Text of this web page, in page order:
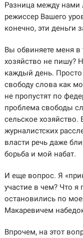
Разница между нами
режиссер Вашего
конечно, эти деньги
Вы обвиняете меня в
хозяйство не пишу?
каждый день.
свободу слова как
не пропустят по
проблема свободы
сельское хозяйство.
журналистских
власти речь даже
борьба и мой набат.
И еще вопрос. Я
участие в чем? Что
остановились по
Макаревичем
Впрочем, на этот